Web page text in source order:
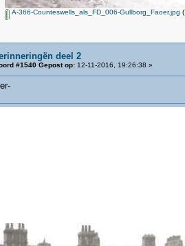
A-366-Counteswells_als_FD_006-Gullborg_Faoer.jpg
deel 2
#1540 Gepost op: 12-11-2016, 19:26:38 »